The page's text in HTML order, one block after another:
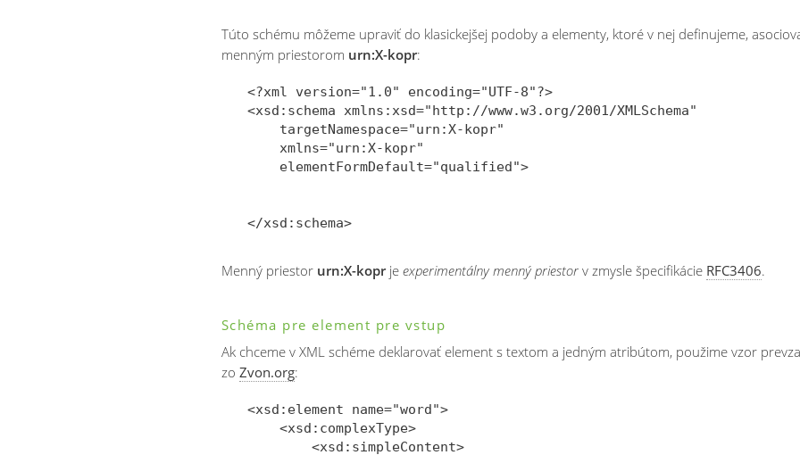
Túto schému môžeme upraviť do klasickejšej podoby a elementy, ktoré v nej definujeme,
menným priestorom urn:X-kopr:
<?xml version="1.0" encoding="UTF-8"?>
<xsd:schema xmlns:xsd="http://www.w3.org/2001/XMLSchema"
    targetNamespace="urn:X-kopr"
    xmlns="urn:X-kopr"
    elementFormDefault="qualified">
Menný priestor urn:X-koprje experimentálny menný priestor v zmysle špecifikácie RFC3406.
Schéma pre element pre vstup
Ak chceme v XML schéme deklarovať element s textom a jedným atribútom, použime vzor
zo Zvon.org:
<xsd:element name="word">
    <xsd:complexType>
        <xsd:simpleContent>